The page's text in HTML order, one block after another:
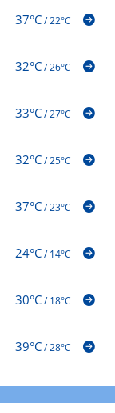
37°C/22°C
32°C/26°C
33°C/27°C
32°C/25°C
37°C/23°C
24°C/14°C
30°C/18°C
39°C/28°C